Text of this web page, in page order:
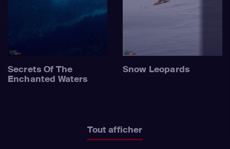
Secrets Of The
Enchanted Waters
Snow Leopards
Tout afficher